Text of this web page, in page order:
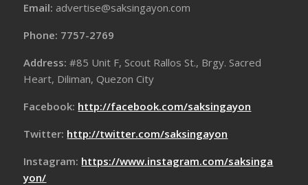
Email: advertise@saksingayon.com
Phone: 7757-2769
Address:#85 Unit F, Scout Rallos St., Brgy. Sacred
Heart, Diliman, Quezon City
Facebook: http://facebook.com/saksingayon
Twitter: http://twitter.com/saksingayon
Instagram: https://www.instagram.com/saksinga
yon/